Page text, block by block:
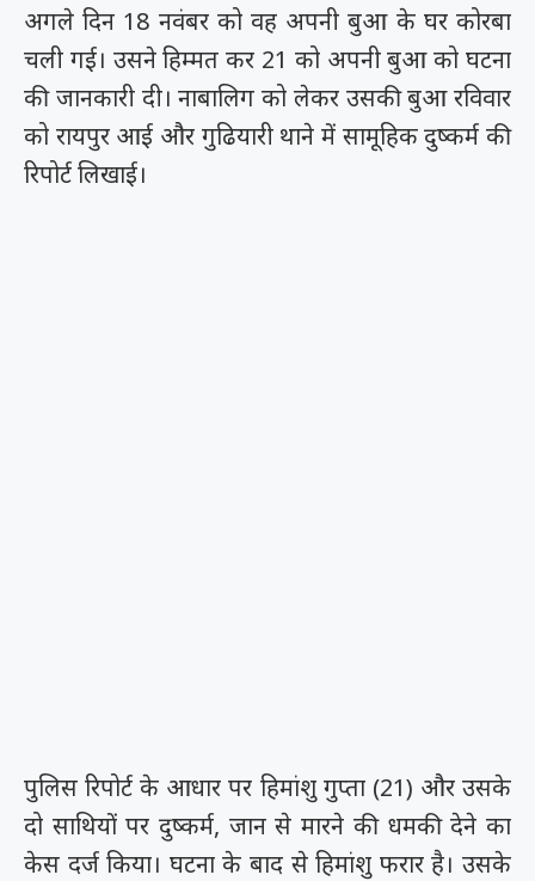
अगले दिन 18 नवंबर को वह अपनी बुआ के घर कोरबा
चली गई। उसने हिम्मत कर 21 को अपनी बुआ को घटना
की जानकारी दी। नाबालिग को लेकर उसकी बुआ रविवार
को रायपुर आई और गुढियारी थाने में सामूहिक दुष्कर्म की
रिपोर्ट लिखाई।
पुलिस रिपोर्ट के आधार पर हिमांशु गुप्ता (21) और उसके
दो साथियों पर दुष्कर्म, जान से मारने की धमकी देने का
केस दर्ज किया। घटना के बाद से हिमांशु फरार है। उसके